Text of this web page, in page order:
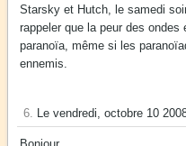
Starsky et Hutch, le samedi
rappeler que la peur des
paranoïa, même si les
ennemis.
6. Le vendredi, octobre 10